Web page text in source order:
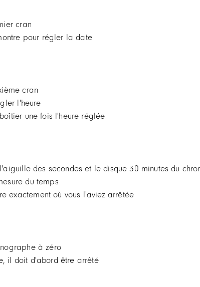
cran
pour régler la date
cran
l'heure
une fois l'heure réglée
des secondes et le disque 30 minutes du
du temps
exactement où vous l'aviez arrêtée
à zéro
il doit d'abord être arrêté